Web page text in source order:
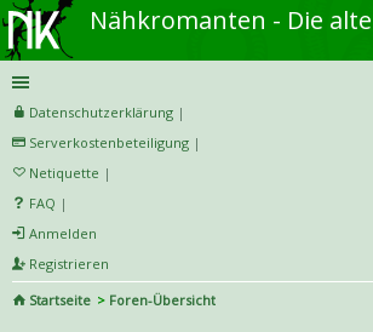
Datenschutzerklärung |
Serverkostenbeteiligung |
Netiquette |
FAQ |
Anmelden
Registrieren
Startseite
Foren-Übersicht